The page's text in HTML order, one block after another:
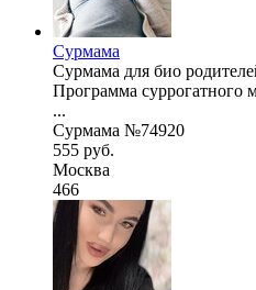
Сурмама
Сурмама для био
Программа суррогатного
...
Сурмама №74920
555 руб.
Москва
466